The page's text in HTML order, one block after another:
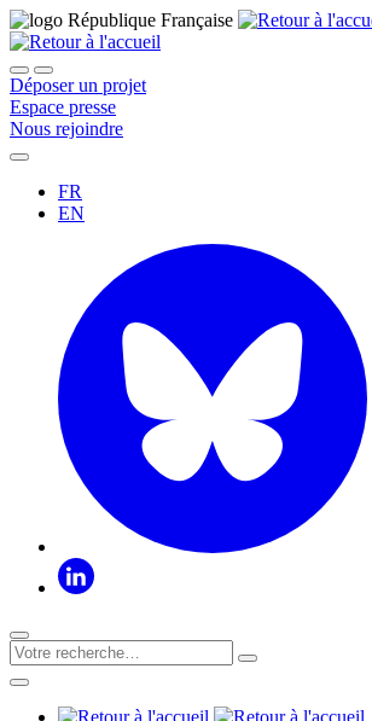
Déposer un projet
Espace presse
Nous rejoindre
FR
EN